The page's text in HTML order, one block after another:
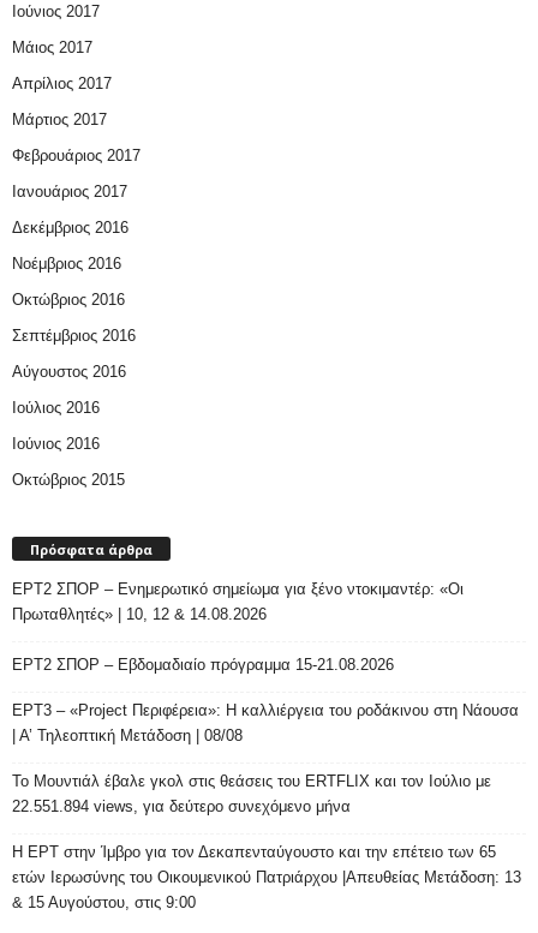
Ιούνιος 2017
Μάιος 2017
Απρίλιος 2017
Μάρτιος 2017
Φεβρουάριος 2017
Ιανουάριος 2017
Δεκέμβριος 2016
Νοέμβριος 2016
Οκτώβριος 2016
Σεπτέμβριος 2016
Αύγουστος 2016
Ιούλιος 2016
Ιούνιος 2016
Οκτώβριος 2015
Πρόσφατα άρθρα
ΕΡΤ2 ΣΠΟΡ – Ενημερωτικό σημείωμα για ξένο ντοκιμαντέρ: «Οι
Πρωταθλητές» | 10, 12 & 14.08.2026
ΕΡΤ2 ΣΠΟΡ – Εβδομαδιαίο πρόγραμμα 15-21.08.2026
ΕΡΤ3 – «Project Περιφέρεια»: Η καλλιέργεια του ροδάκινου στη Νάουσα
| Α’ Τηλεοπτική Μετάδοση | 08/08
Το Μουντιάλ έβαλε γκολ στις θεάσεις του ERTFLIX και τον Ιούλιο με
22.551.894 views, για δεύτερο συνεχόμενο μήνα
Η ΕΡΤ στην Ίμβρο για τον Δεκαπενταύγουστο και την επέτειο των 65
ετών Ιερωσύνης του Οικουμενικού Πατριάρχου |Απευθείας Μετάδοση: 13
& 15 Αυγούστου, στις 9:00